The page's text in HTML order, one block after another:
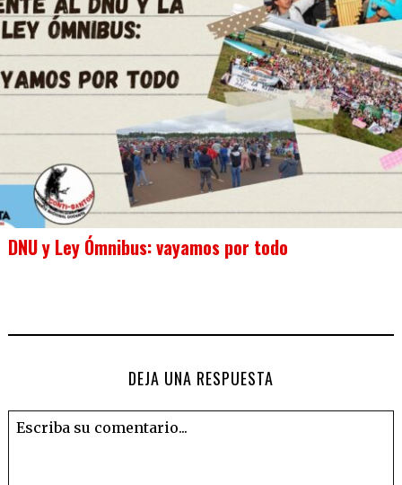
DNU y Ley Ómnibus: vayamos por todo
DEJA UNA RESPUESTA